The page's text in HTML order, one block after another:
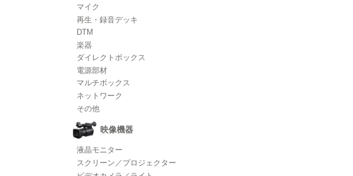
マイク
再生・録音デッキ
DTM
楽器
ダイレクトボックス
電源部材
マルチボックス
ネットワーク
その他
映像機器
液晶モニター
スクリーン／プロジェクター